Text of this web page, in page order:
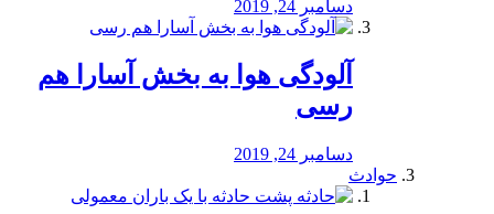
دسامبر 24, 2019
آلودگی هوا به بخش آسارا هم
رسی
دسامبر 24, 2019
حوادث